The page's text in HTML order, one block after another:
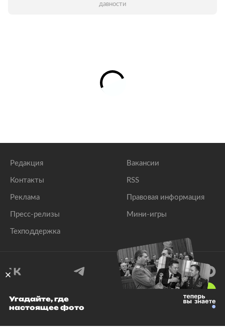
давности
Редакция
Контакты
Реклама
Пресс-релизы
Техподдержка
Вакансии
RSS
Правовая информация
Мини-игры
© 1999–2026 Все права защищены.
Угадайте, где
настоящее фото